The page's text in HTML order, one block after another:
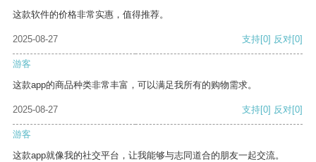
这款软件的价格非常实惠，值得推荐。
2025-08-27 支持[0] 反对[0]
游客
这款app的商品种类非常丰富，可以满足我所有的购物需求。
2025-08-27 支持[0] 反对[0]
游客
这款app就像我的社交平台，让我能够与志同道合的朋友一起交流。